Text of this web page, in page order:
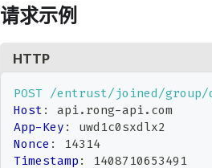
请求示例
HTTP
POST /entrust/joined/group/
Host :
api.rong-api.com
App-Key :
uwd1c0sxdlx2
Nonce :
14314
Timestamp :
1408710653491